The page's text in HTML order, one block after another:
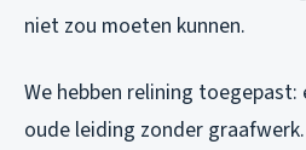
niet zou moeten kunnen.
We hebben relining toegepast:
oude leiding zonder